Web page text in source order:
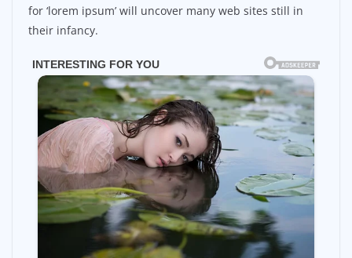
for ‘lorem ipsum’ will uncover many web sites still in
their infancy.